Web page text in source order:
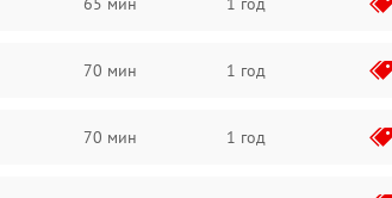
70 мин 1 год
70 мин 1 год